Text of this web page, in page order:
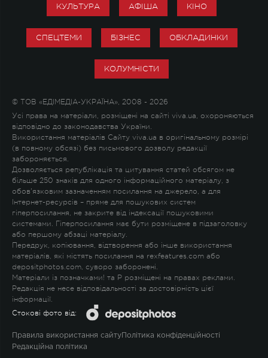
КУЛЬТУРА АФІША КІНО
СПЕЦТЕМИ БІЗНЕС ОБКЛАДИНКИ
КОЛУМНІСТИ
© ТОВ «ЕДІМЕДІА-УКРАЇНА», 2008 - 2026
Усі права на матеріали, розміщені на сайті viva.ua, охороняються
відповідно до законодавства України.
Використання матеріалів Сайту viva.ua в оригінальному розмірі
(в повному обсязі) без письмового дозволу редакції
забороняється.
Дозволяється републікація та цитування статей обсягом не
більше 250 знаків для одного інформаційного матеріалу, з
обов'язковим зазначенням посилання на джерело, а для
Інтернет-ресурсів – пряме для пошукових систем
гіперпосилання, не закрите від індексації пошуковими
системами. Гіперпосилання має бути розміщене в підзаголовку
або першому абзаці матеріалу.
Передрук, копіювання, відтворення або інше використання
матеріалів, які містять посилання на rexfeatures.com або
depositphotos.com, суворо заборонені.
Матеріали із позначками! та P розміщені на правах реклами.
Редакція не несе відповідальності за достовірність цієї
інформації.
Стокові фото від:
Правила використання сайту Політика конфіденційності
Редакційна політика